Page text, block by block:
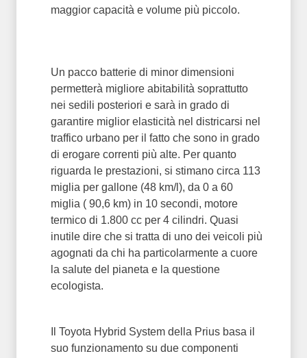
maggior capacità e volume più piccolo.
Un pacco batterie di minor dimensioni
permetterà migliore abitabilità soprattutto
nei sedili posteriori e sarà in grado di
garantire miglior elasticità nel districarsi nel
traffico urbano per il fatto che sono in grado
di erogare correnti più alte. Per quanto
riguarda le prestazioni, si stimano circa 113
miglia per gallone (48 km/l), da 0 a 60
miglia ( 90,6 km) in 10 secondi, motore
termico di 1.800 cc per 4 cilindri. Quasi
inutile dire che si tratta di uno dei veicoli più
agognati da chi ha particolarmente a cuore
la salute del pianeta e la questione
ecologista.
Il Toyota Hybrid System della Prius basa il
suo funzionamento su due componenti